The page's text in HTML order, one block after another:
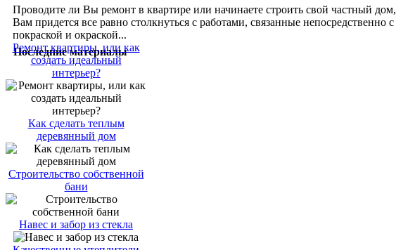
Проводите ли Вы ремонт в квартире или начинаете строить свой частный дом,
Вам придется все равно столкнуться с работами, связанные непосредственно с
покраской и окраской...
Последние материалы
Ремонт квартиры, или как
создать идеальный
интерьер?
Как сделать теплым
деревянный дом
Строительство собственной
бани
Навес и забор из стекла